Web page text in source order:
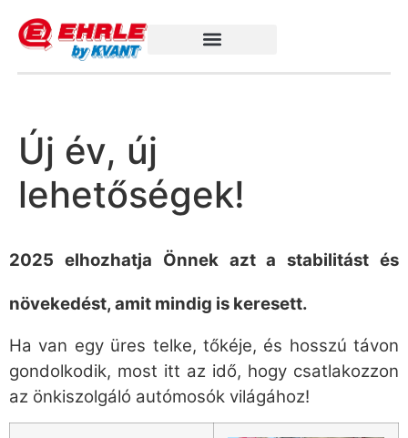
Új év, új
lehetőségek!
2025 elhozhatja Önnek azt a stabilitást és
növekedést, amit mindig is keresett.
Ha van egy üres telke, tőkéje, és hosszú távon
gondolkodik, most itt az idő, hogy csatlakozzon
az önkiszolgáló autómosók világához!